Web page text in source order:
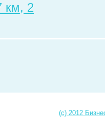
км, 2
(c) 2012